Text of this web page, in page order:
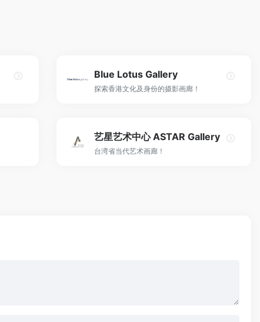
Blue Lotus Gallery
探索香港文化及身份的摄影画廊！
艺星艺术中心 ASTAR Gallery
台湾省当代艺术画廊！